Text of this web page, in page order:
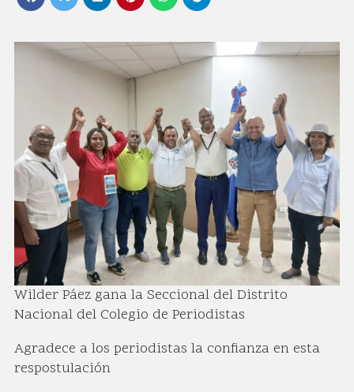
Wilder Páez gana la Seccional del Distrito
Nacional del Colegio de Periodistas
Agradece a los periodistas la confianza en esta
respostulación